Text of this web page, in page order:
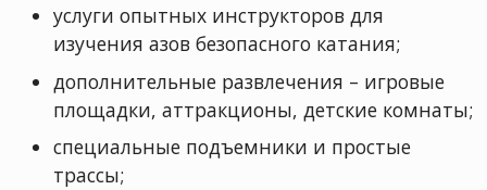
услуги опытных инструкторов для
изучения азов безопасного катания;
дополнительные развлечения – игровые
площадки, аттракционы, детские комнаты;
специальные подъемники и простые
трассы;